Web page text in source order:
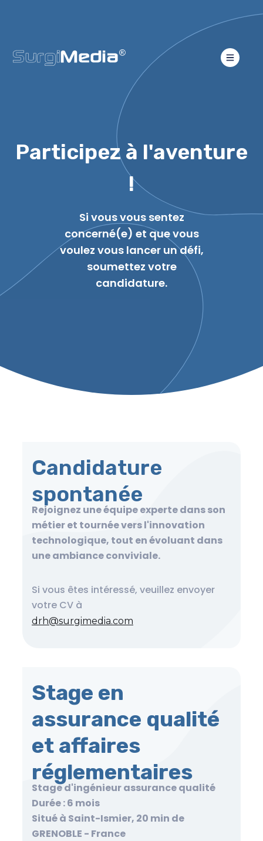
Participez à l'aventure
!
Si vous vous sentez
concerné(e) et que vous
voulez vous lancer un défi,
soumettez votre
candidature.
Candidature
spontanée
Rejoignez une équipe experte dans son
métier et tournée vers l'innovation
technologique, tout en évoluant dans
une ambiance conviviale.
Si vous êtes intéressé, veuillez envoyer
votre CV à
drh@surgimedia.com
Stage en
assurance qualité
et affaires
réglementaires
Stage d'ingénieur assurance qualité
Durée : 6 mois
Situé à Saint-Ismier, 20 min de
GRENOBLE - France